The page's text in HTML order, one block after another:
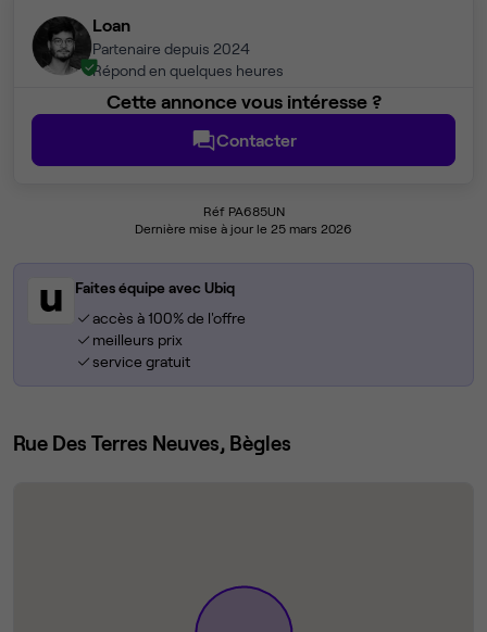
Loan
Partenaire depuis 2024
Répond en quelques heures
Cette annonce vous intéresse ?
Contacter
Réf PA685UN
Dernière mise à jour le 25 mars 2026
Faites équipe avec Ubiq
accès à 100% de l'offre
meilleurs prix
service gratuit
Rue Des Terres Neuves, Bègles